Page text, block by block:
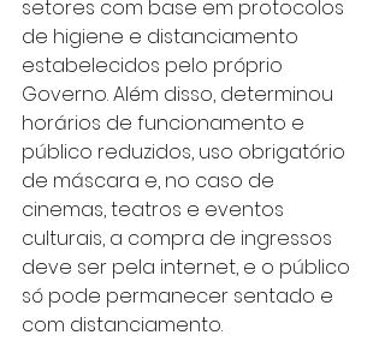
setores com base em protocolos
de higiene e distanciamento
estabelecidos pelo próprio
Governo. Além disso, determinou
horários de funcionamento e
público reduzidos, uso obrigatório
de máscara e, no caso de
cinemas, teatros e eventos
culturais, a compra de ingressos
deve ser pela internet, e o público
só pode permanecer sentado e
com distanciamento.